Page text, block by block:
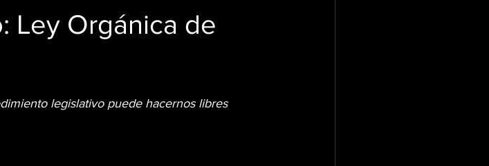
Ley Orgánica de
legislativo puede hacernos libres